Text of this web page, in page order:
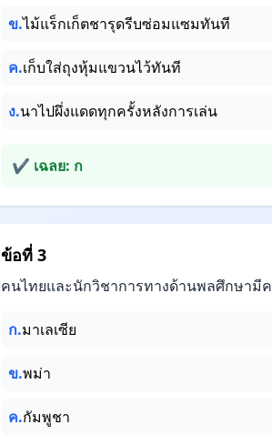
ข.ไม้แร็กเก็ตชารุดรีบซ่อมแซมทันที
ค.เก็บใส่ถุงหุ้มแขวนไว้ทันที
ง.นาไปผึ่งแดดทุกครั้งหลังการเล่น
✔ เฉลย: ก
ข้อที่ 3
คนไทยและนักวิชาการทางด้านพลศึกษามี
ก.มาเลเซีย
ข.พม่า
ค.กัมพูชา